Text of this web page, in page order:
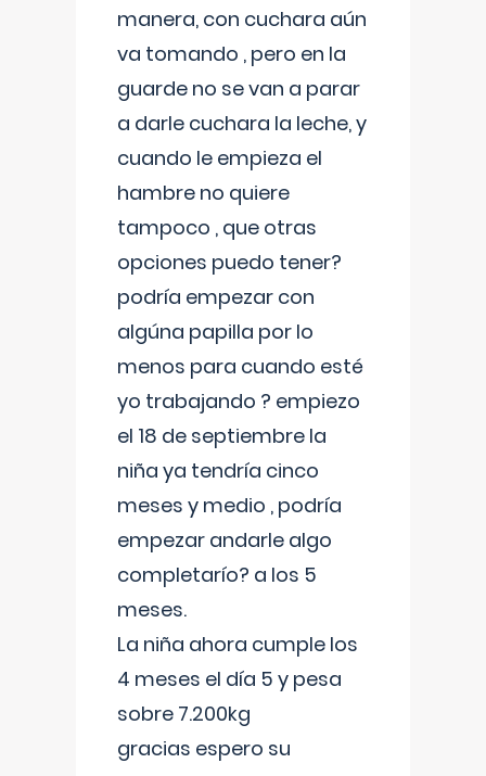
manera, con cuchara aún
va tomando , pero en la
guarde no se van a parar
a darle cuchara la leche, y
cuando le empieza el
hambre no quiere
tampoco , que otras
opciones puedo tener?
podría empezar con
algúna papilla por lo
menos para cuando esté
yo trabajando ? empiezo
el 18 de septiembre la
niña ya tendría cinco
meses y medio , podría
empezar andarle algo
completarío? a los 5
meses.
La niña ahora cumple los
4 meses el día 5 y pesa
sobre 7.200kg
gracias espero su